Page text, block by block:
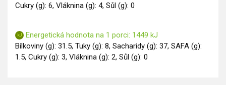
Cukry (g): 6, Vláknina (g): 4, Sůl (g): 0
Energetická hodnota na 1 porci: 1449 kJ
Bílkoviny (g): 31.5, Tuky (g): 8, Sacharidy (g): 37, SAFA (g):
1.5, Cukry (g): 3, Vláknina (g): 2, Sůl (g): 0